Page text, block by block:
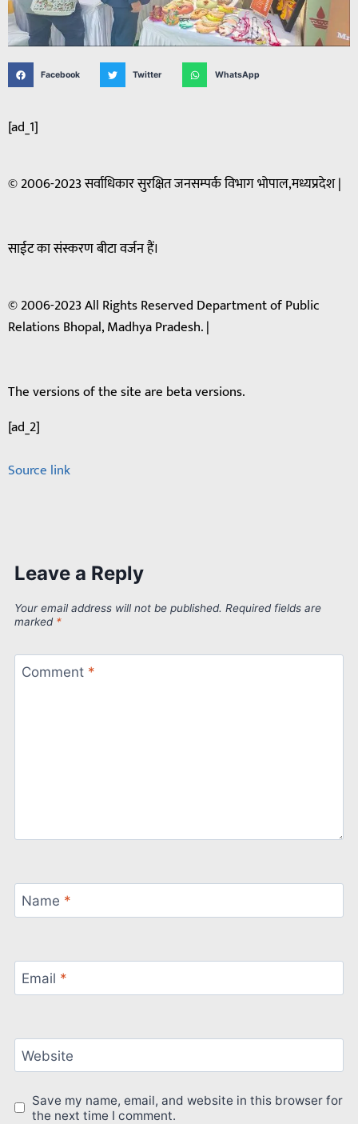
Facebook Twitter WhatsApp
[ad_1]
© 2006-2023 सर्वाधिकार सुरक्षित जनसम्पर्क विभाग भोपाल,मध्यप्रदेश |
साईट का संस्करण बीटा वर्जन हैं।
© 2006-2023 All Rights Reserved Department of Public
Relations Bhopal, Madhya Pradesh. |
The versions of the site are beta versions.
[ad_2]
Source link
Leave a Reply
Your email address will not be published. Required fields are
marked *
Comment *
Name *
Email *
Website
Save my name, email, and website in this browser for
the next time I comment.